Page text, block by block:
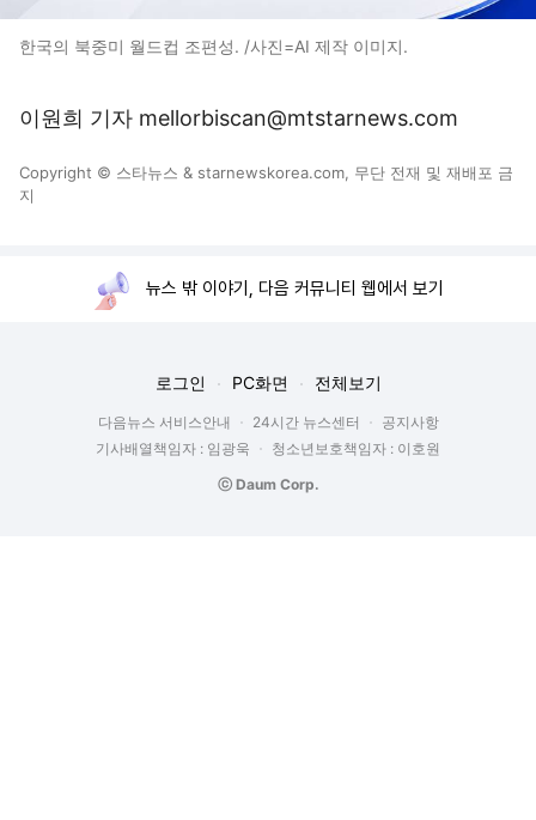
한국의 북중미 월드컵 조편성. /사진=AI 제작 이미지.
이원희 기자 mellorbiscan@mtstarnews.com
Copyright © 스타뉴스 & starnewskorea.com, 무단 전재 및 재배포 금
지
뉴스 밖 이야기, 다음 커뮤니티 웹에서 보기
로그인 PC화면 전체보기
다음뉴스 서비스안내 24시간 뉴스센터
공지사항
기사배열책임자 : 임광욱
청소년보호책임자 : 이호원
ⓒ Daum Corp.